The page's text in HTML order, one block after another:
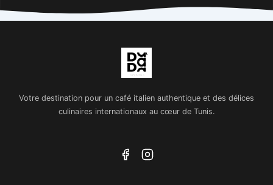
Votre destination pour un café italien authentique et des délices
culinaires internationaux au cœur de Tunis.